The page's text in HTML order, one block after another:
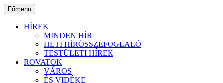
Ugrás
a
tartalomhoz
Főmenü
HÍREK
MINDEN HÍR
HETI HÍRÖSSZEFOGLALÓ
TESTÜLETI HÍREK
ROVATOK
VÁROS
ÉS VIDÉKE